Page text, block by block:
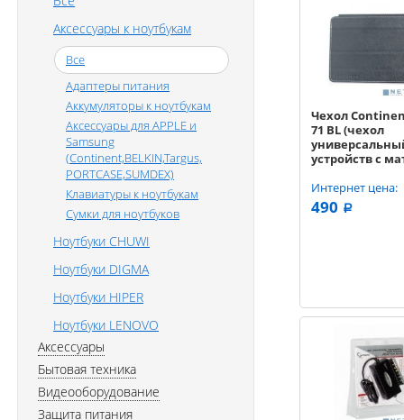
Чехол
71 BL (чехол
устройств с
Интернет цена:
490 a
Аксессуары к ноутбукам
Все
Адаптеры питания
Аккумуляторы к ноутбукам
Аксессуары для APPLE и
Samsung
(Continent,BELKIN,Targus,
PORTCASE,SUMDEX)
Клавиатуры к ноутбукам
Сумки для ноутбуков
Ноутбуки CHUWI
Ноутбуки DIGMA
Ноутбуки HIPER
Ноутбуки LENOVO
Аксессуары
Бытовая техника
Видеооборудование
Защита питания